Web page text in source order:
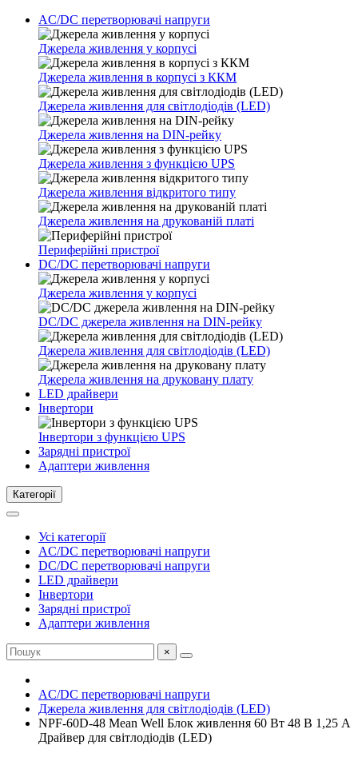
AC/DC перетворювачі напруги
Джерела живлення у корпусі
Джерела живлення в корпусі з ККМ
Джерела живлення для світлодіодів (LED)
Джерела живлення на DIN-рейку
Джерела живлення з функцією UPS
Джерела живлення відкритого типу
Джерела живлення на друкованій платі
Периферійні пристрої
DC/DC перетворювачі напруги
Джерела живлення у корпусі
DC/DC джерела живлення на DIN-рейку
Джерела живлення для світлодіодів (LED)
Джерела живлення на друковану плату
LED драйвери
Інвертори
Інвертори з функцією UPS
Зарядні пристрої
Адаптери живлення
Категорії
Усі категорії
AC/DC перетворювачі напруги
DC/DC перетворювачі напруги
LED драйвери
Інвертори
Зарядні пристрої
Адаптери живлення
×
AC/DC перетворювачі напруги
Джерела живлення для світлодіодів (LED)
NPF-60D-48 Mean Well Блок живлення 60 Вт 48 В 1,25 А
Драйвер для світлодіодів (LED)